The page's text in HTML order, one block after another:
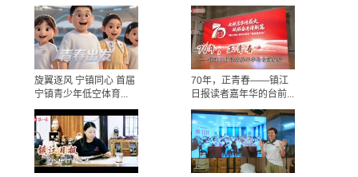
旋翼逐风 宁镇同心 首届
宁镇青少年低空体育...
70年，正青春——镇江
日报读者嘉年华的台前...